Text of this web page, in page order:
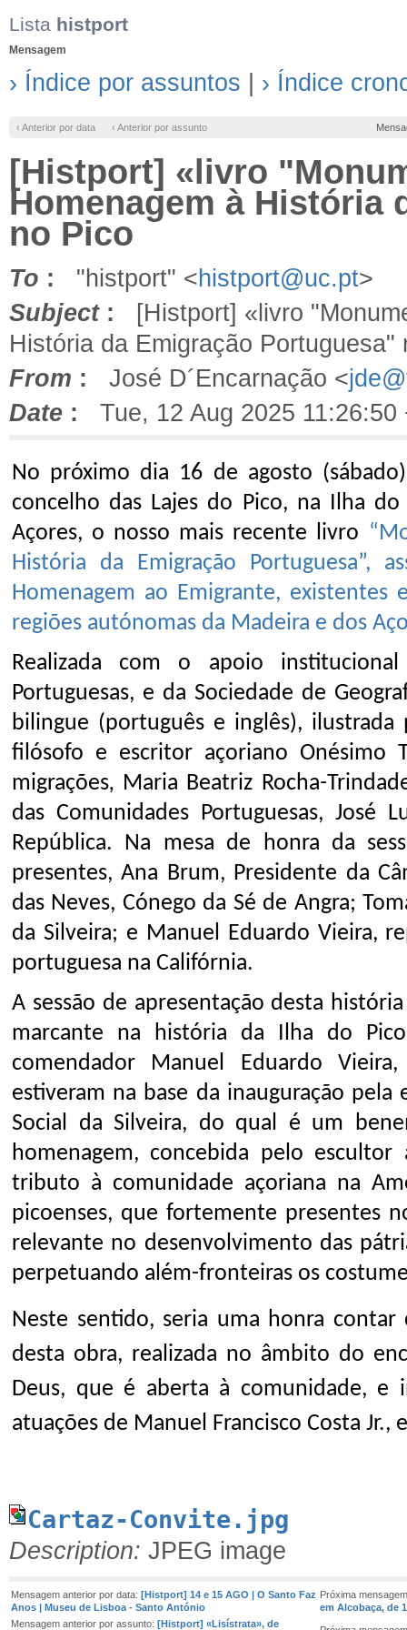
Lista histport
Mensagem
› Índice por assuntos › Índice
‹ Anterior por data ‹ Anterior por assunto
[Histport] «livro
Homenagem à História
no Pico
To : "histport" <histport@uc.pt>
Subject: [Histport] «livro
História da Emigração Portuguesa"
From : José D´Encarnação <
Date : Tue, 12 Aug 2025 11:26:50
No próximo dia 16 de agosto
concelho das Lajes do Pico, na Ilha do
Açores, o nosso mais recente livro
História da Emigração Portuguesa”,
Homenagem ao Emigrante,
regiões autónomas da Madeira e dos
Realizada com o apoio
Portuguesas, e da Sociedade de
bilingue (português e inglês),
filósofo e escritor açoriano Onésimo
migrações, Maria Beatriz Rocha-
das Comunidades Portuguesas, José
República. Na mesa de honra da
presentes, Ana Brum, Presidente da
das Neves, Cónego da Sé de Angra;
da Silveira; e Manuel Eduardo Vieira,
portuguesa na Califórnia.
A sessão de apresentação desta
marcante na história da Ilha do
comendador Manuel Eduardo
estiveram na base da inauguração
Social da Silveira, do qual é um
homenagem, concebida pelo
tributo à comunidade açoriana na
picoenses, que fortemente presentes
relevante no desenvolvimento das
perpetuando além-fronteiras os
Neste sentido, seria uma honra contar
desta obra, realizada no âmbito do
Deus, que é aberta à comunidade, e
atuações de Manuel Francisco Costa Jr.,
Cartaz-Convite.jpg
Description: JPEG image
Mensagem anterior por data: [Histport] 14 e 15 AGO | O Santo Faz
Anos | Museu de Lisboa - Santo António
Próxima
em Alcobaça, de
Mensagem anterior por assunto: [Histport] «Lisístrata», de